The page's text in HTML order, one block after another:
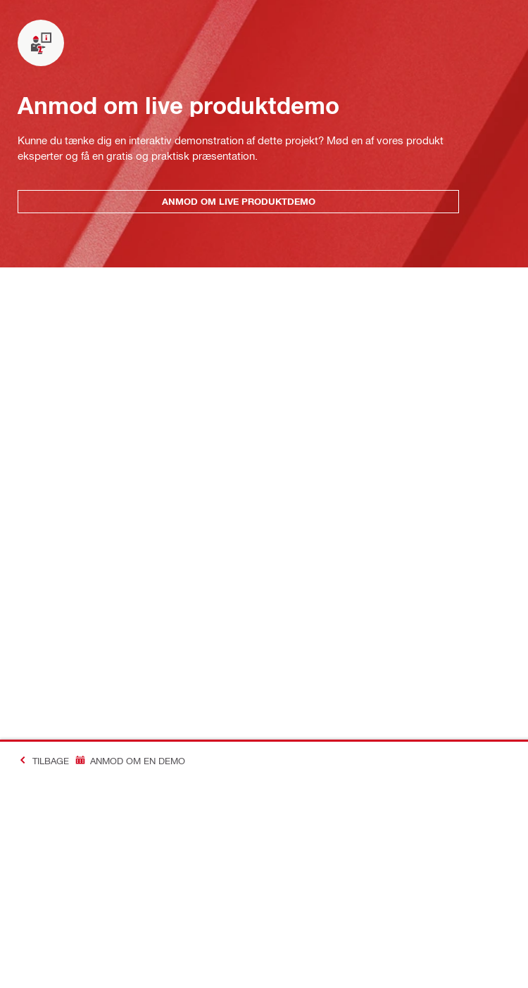
Anmod om live produktdemo
Kunne du tænke dig en interaktiv demonstration af dette projekt? Mød en af vores produkt
eksperter og få en gratis og praktisk præsentation.
ANMOD OM LIVE PRODUKTDEMO
TILBAGE ANMOD OM EN DEMO